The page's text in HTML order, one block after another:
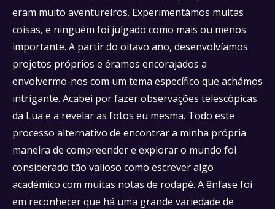
eram muito aventureiros. Experimentámos muitas
coisas, e ninguém foi julgado como mais ou menos
importante. A partir do oitavo ano, desenvolvíamos
projetos próprios e éramos encorajados a
envolvermo-nos com um tema específico que achámos
intrigante. Acabei por fazer observações telescópicas
da Lua e a revelar as fotos eu mesma. Todo este
processo alternativo de encontrar a minha própria
maneira de compreender e explorar o mundo foi
considerado tão valioso como escrever algo
académico com muitas notas de rodapé. A ênfase foi
em reconhecer que há uma grande variedade de